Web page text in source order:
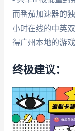
而番茄加速器的
小时在线的中英
得广州本地的游戏
终极建议：